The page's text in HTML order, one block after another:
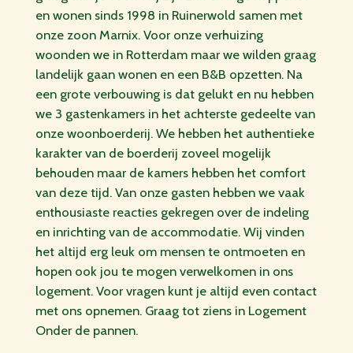
en wonen sinds 1998 in Ruinerwold samen met
onze zoon Marnix. Voor onze verhuizing
woonden we in Rotterdam maar we wilden graag
landelijk gaan wonen en een B&B opzetten. Na
een grote verbouwing is dat gelukt en nu hebben
we 3 gastenkamers in het achterste gedeelte van
onze woonboerderij. We hebben het authentieke
karakter van de boerderij zoveel mogelijk
behouden maar de kamers hebben het comfort
van deze tijd. Van onze gasten hebben we vaak
enthousiaste reacties gekregen over de indeling
en inrichting van de accommodatie. Wij vinden
het altijd erg leuk om mensen te ontmoeten en
hopen ook jou te mogen verwelkomen in ons
logement. Voor vragen kunt je altijd even contact
met ons opnemen. Graag tot ziens in Logement
Onder de pannen.